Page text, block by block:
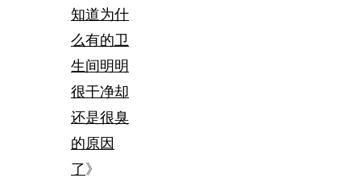
知道为什
么有的卫
生间明明
很干净却
还是很臭
的原因
了》